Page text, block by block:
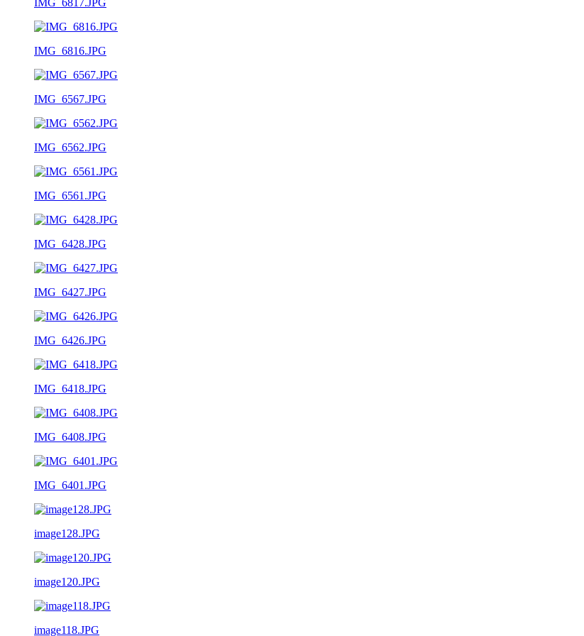
IMG_6816.JPG
IMG_6567.JPG
IMG_6562.JPG
IMG_6561.JPG
IMG_6428.JPG
IMG_6427.JPG
IMG_6426.JPG
IMG_6418.JPG
IMG_6408.JPG
IMG_6401.JPG
image128.JPG
image120.JPG
image118.JPG